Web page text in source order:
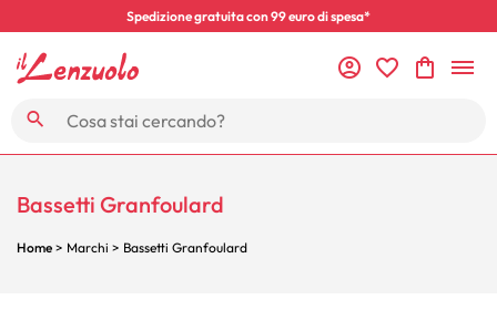
Spedizione gratuita con 99 euro di spesa*
Bassetti Granfoulard
Home > Marchi > Bassetti Granfoulard